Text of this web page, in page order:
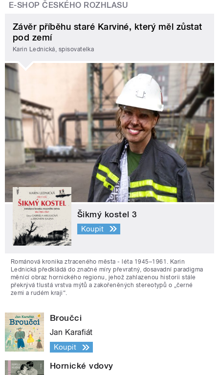
E-SHOP ČESKÉHO ROZHLASU
Závěr příběhu staré Karviné, který měl zůstat
pod zemí
Karin Lednická, spisovatelka
Šikmý kostel 3
Koupit
Románová kronika ztraceného města - léta 1945–1961. Karin
Lednická předkládá do značné míry převratný, dosavadní paradigma
měnící obraz hornického regionu, jehož zahlazenou historii stále
překrývá tlustá vrstva mýtů a zakořeněných stereotypů o „černé
zemi a rudém kraji“.
Broučci
Jan Karafiát
Koupit
Hornické vdovy